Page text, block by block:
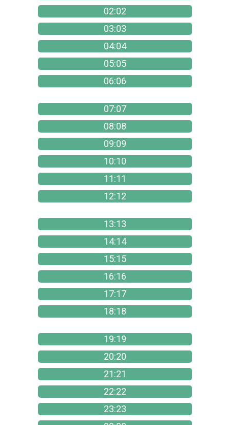
02:02
03:03
04:04
05:05
06:06
07:07
08:08
09:09
10:10
11:11
12:12
13:13
14:14
15:15
16:16
17:17
18:18
19:19
20:20
21:21
22:22
23:23